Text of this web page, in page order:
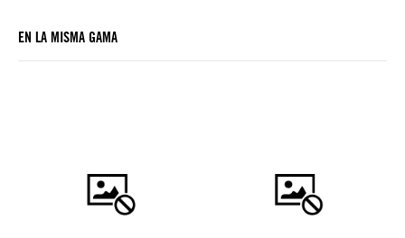
EN LA MISMA GAMA